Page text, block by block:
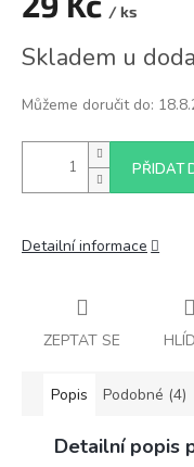
/ ks
cena:
Skladem u
Můžeme doručit do:
PŘIDAT
Detailní informace
ZEPTAT SE
Popis Podobné (4)
Detailní popis